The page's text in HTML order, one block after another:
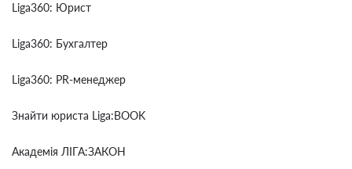
Liga360: Юрист
Liga360: Бухгалтер
Liga360: PR-менеджер
Знайти юриста Liga:BOOK
Академія ЛІГА:ЗАКОН